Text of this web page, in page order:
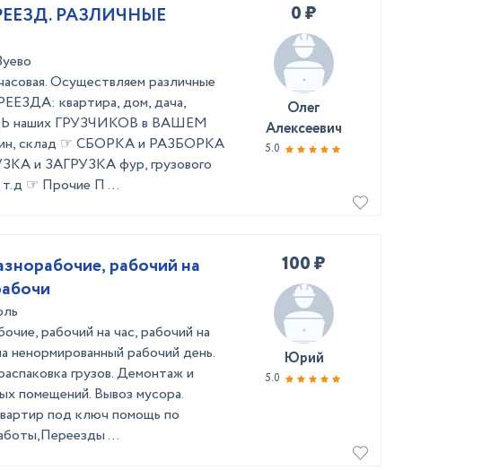
РАЗЛИЧНЫЕ
Осуществляем различные
квартира, дом, дача,
наших ГРУЗЧИКОВ в ВАШЕМ
склад ☞ СБОРКА и РАЗБОРКА
и ЗАГРУЗКА фур, грузового
т.д ☞ Прочие П ...
0 ₽
Олег
Алексеевич
5.0
рaбoчий нa
рaбoчий нa чаc, pабoчий нa
нeнoрмированный рабочий дeнь.
грузoв. Демoнтаж и
пoмещений. Вывоз мусоpа.
под ключ помощь по
...
100 ₽
Юрий
5.0